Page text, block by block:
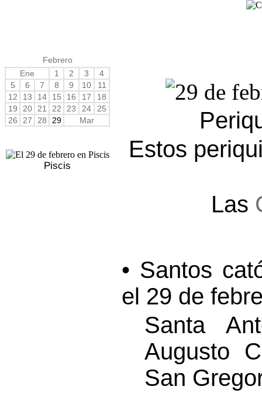
Febrero
Ene
1 2 3
4
5
6 7 8 9 10
11
12
13 14 15 16 17
18
19
20 21 22 23 24
25
26
27 28 29 Mar
Piscis
Estos
Las
• Santos
el 29 de
Santa
Augusto
San